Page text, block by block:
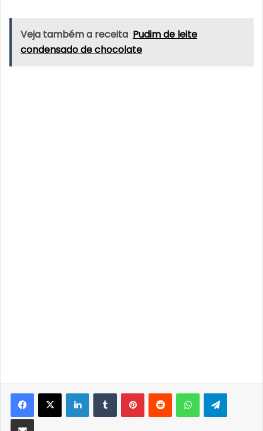
Veja também a receita Pudim de leite
condensado de chocolate
LinkedInTumblrPinterestReddit WhatsApp
Partilhar Via Email